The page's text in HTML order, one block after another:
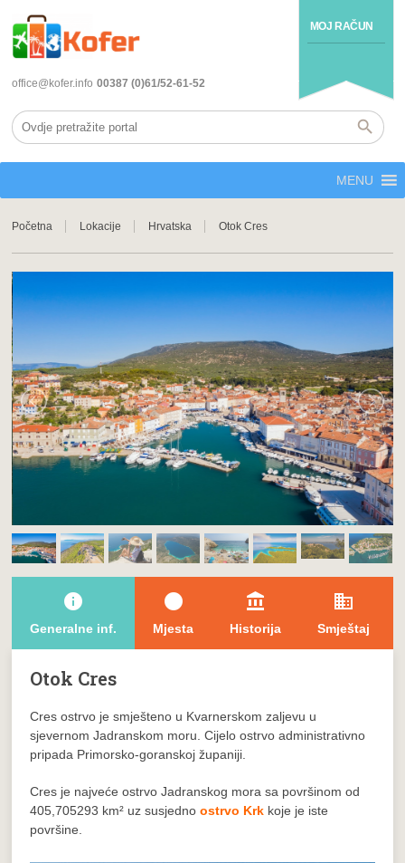
MOJ RAČUN
office@kofer.info 00387 (0)61/52-61-52
MENU
Početna Lokacije Hrvatska Otok Cres
info
Generalne inf.
brightness_1
Mjesta
account_balance
Historija
domain
Smještaj
Otok Cres
Cres ostrvo je smješteno u Kvarnerskom zaljevu u
sjevernom Jadranskom moru. Cijelo ostrvo administrativno
pripada Primorsko-goranskoj županiji.
Cres je najveće ostrvo Jadranskog mora sa površinom od
405,705293 km² uz susjednoostrvo Krk koje je iste
površine.